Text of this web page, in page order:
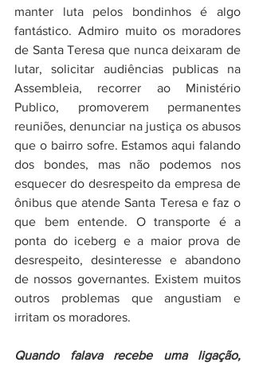
manter luta pelos bondinhos é algo
fantástico. Admiro muito os moradores
de Santa Teresa que nunca deixaram de
lutar, solicitar audiências publicas na
Assembleia, recorrer ao Ministério
Publico, promoverem permanentes
reuniões, denunciar na justiça os abusos
que o bairro sofre. Estamos aqui falando
dos bondes, mas não podemos nos
esquecer do desrespeito da empresa de
ônibus que atende Santa Teresa e faz o
que bem entende. O transporte é a
ponta do iceberg e a maior prova de
desrespeito, desinteresse e abandono
de nossos governantes. Existem muitos
outros problemas que angustiam e
irritam os moradores.
Quando falava recebe uma ligação,